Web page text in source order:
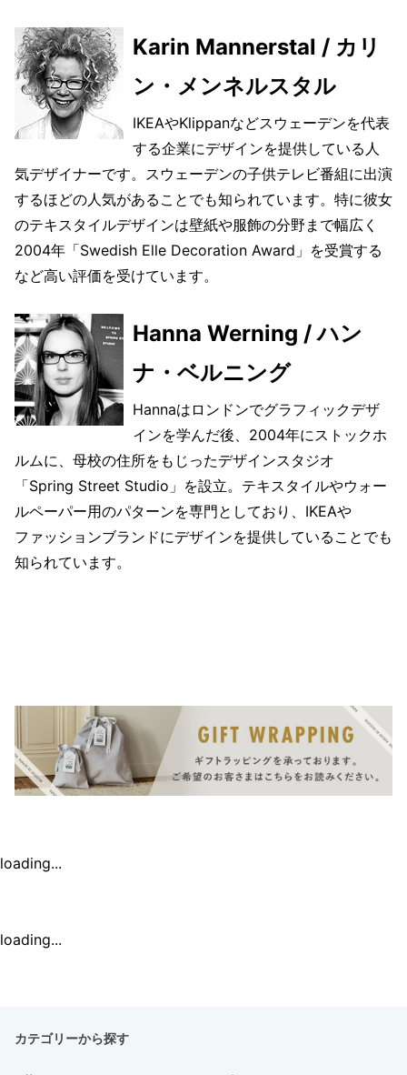
Karin Mannerstal / カリ
ン・メンネルスタル
IKEAやKlippanなどスウェーデンを代表
する企業にデザインを提供している人
気デザイナーです。スウェーデンの子供テレビ番組に出演
するほどの人気があることでも知られています。特に彼女
のテキスタイルデザインは壁紙や服飾の分野まで幅広く
2004年「Swedish Elle Decoration Award」を受賞する
など高い評価を受けています。
Hanna Werning / ハン
ナ・ベルニング
Hannaはロンドンでグラフィックデザ
インを学んだ後、2004年にストックホ
ルムに、母校の住所をもじったデザインスタジオ
「Spring Street Studio」を設立。テキスタイルやウォー
ルペーパー用のパターンを専門としており、IKEAや
ファッションブランドにデザインを提供していることでも
知られています。
loading...
loading...
カテゴリーから探す